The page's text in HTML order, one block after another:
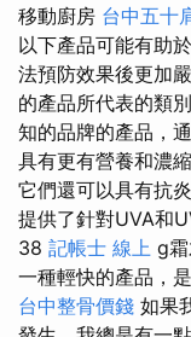
移動廚房 台中五十
以下產品可能有助
法預防效果後更加
的產品所代表的類
知的品牌的產品，
具有更有營養和濃
它們還可以具有抗
提供了針對UVA和
38 記帳士 線上 g
一種輕快的產品，
台中整骨價錢 如果